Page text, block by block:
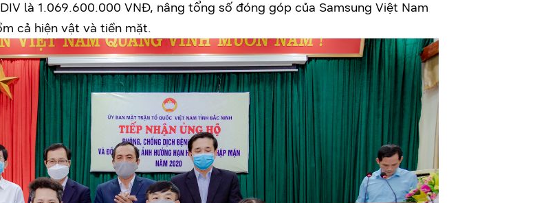
là 1.069.600.000 VNĐ, nâng tổng số đóng góp của Samsung Việt Nam
cả hiện vật và tiền mặt.